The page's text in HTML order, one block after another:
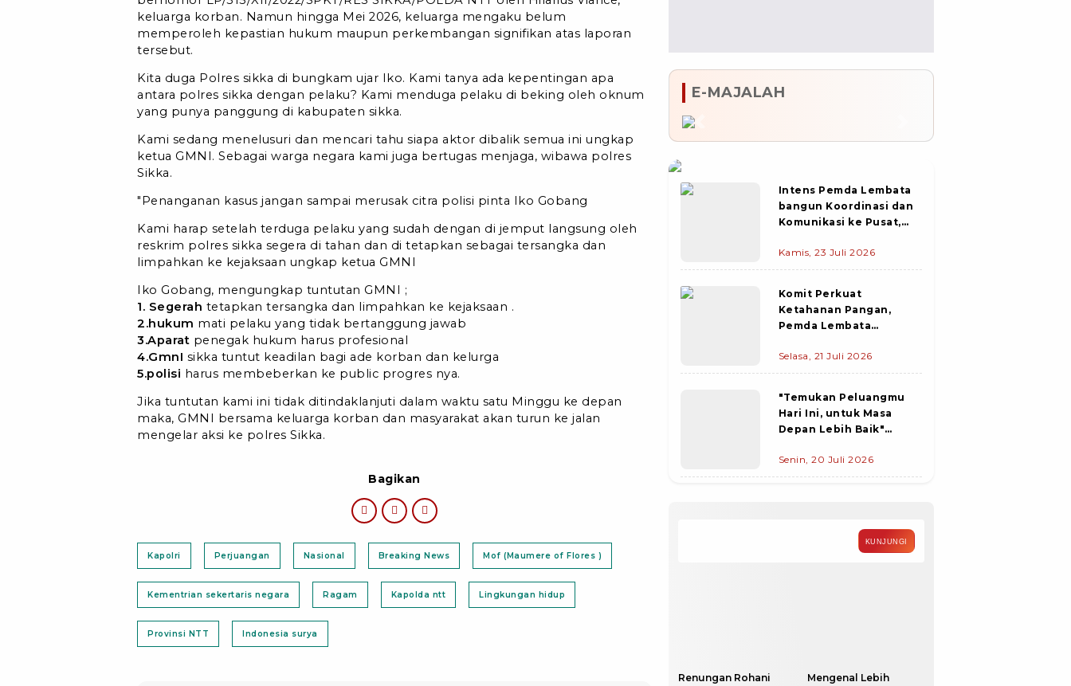
keluarga korban. Namun hingga Mei 2026, keluarga mengaku belum
memperoleh kepastian hukum maupun perkembangan signifikan atas laporan
tersebut.
Kita duga Polres sikka di bungkam ujar Iko. Kami tanya ada kepentingan apa
antara polres sikka dengan pelaku? Kami menduga pelaku di beking oleh oknum
yang punya panggung di kabupaten sikka.
Kami sedang menelusuri dan mencari tahu siapa aktor dibalik semua ini ungkap
ketua GMNI. Sebagai warga negara kami juga bertugas menjaga, wibawa polres
Sikka.
"Penanganan kasus jangan sampai merusak citra polisi pinta Iko Gobang
Kami harap setelah terduga pelaku yang sudah dengan di jemput langsung oleh
reskrim polres sikka segera di tahan dan di tetapkan sebagai tersangka dan
limpahkan ke kejaksaan ungkap ketua GMNI
Iko Gobang, mengungkap tuntutan GMNI ;
1. Segerah tetapkan tersangka dan limpahkan ke kejaksaan .
2.hukum mati pelaku yang tidak bertanggung jawab
3.Aparat penegak hukum harus profesional
4.GmnI sikka tuntut keadilan bagi ade korban dan kelurga
5.polisi harus membeberkan ke public progres nya.
Jika tuntutan kami ini tidak ditindaklanjuti dalam waktu satu Minggu ke depan
maka, GMNI bersama keluarga korban dan masyarakat akan turun ke jalan
mengelar aksi ke polres Sikka.
Bagikan
Kapolri Perjuangan Nasional Breaking News Mof (Maumere of Flores )
Kementrian sekertaris negara Ragam Kapolda ntt Lingkungan hidup
Provinsi NTT Indonesia surya
E-MAJALAH
Intens Pemda Lembata
bangun Koordinasi dan
Komunikasi ke Pusat,
Konstruksi Pelabuhan
Waijarang Tiba di
Kamis, 23 Juli 2026
Komit Perkuat
Ketahanan Pangan,
Pemda Lembata
dan Minyak Goreng ke
Desa
Selasa, 21 Juli 2026
"Temukan Peluangmu
Hari Ini, untuk Masa
Depan Lebih Baik"
Disnakertrans Provinsi
NTT Gelar Job Fair 2026
Senin, 20 Juli 2026
KUNJUNGI
Renungan Rohani
Mengenal Lebih